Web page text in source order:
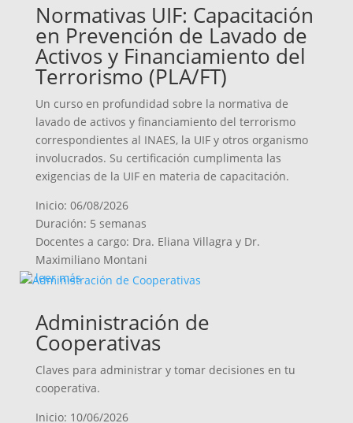
Normativas UIF: Capacitación
en Prevención de Lavado de
Activos y Financiamiento del
Terrorismo (PLA/FT)
Un curso en profundidad sobre la normativa de
lavado de activos y financiamiento del terrorismo
correspondientes al INAES, la UIF y otros organismo
involucrados. Su certificación cumplimenta las
exigencias de la UIF en materia de capacitación.
Inicio: 06/08/2026
Duración: 5 semanas
Docentes a cargo: Dra. Eliana Villagra y Dr.
Maximiliano Montani
leer más
Administración de
Cooperativas
Claves para administrar y tomar decisiones en tu
cooperativa.
Inicio: 10/06/2026